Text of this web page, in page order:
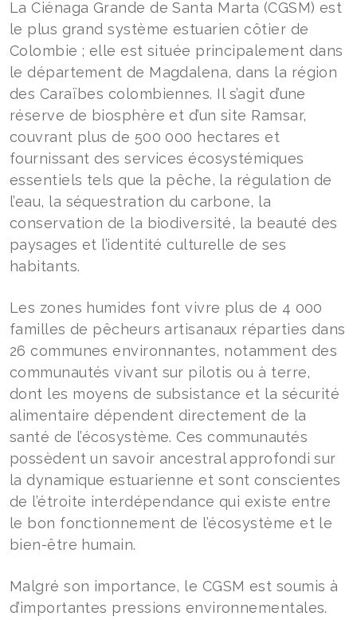
La Ciénaga Grande de Santa Marta (CGSM) est
le plus grand système estuarien côtier de
Colombie ; elle est située principalement dans
le département de Magdalena, dans la région
des Caraïbes colombiennes. Il s’agit d’une
réserve de biosphère et d’un site Ramsar,
couvrant plus de 500 000 hectares et
fournissant des services écosystémiques
essentiels tels que la pêche, la régulation de
l’eau, la séquestration du carbone, la
conservation de la biodiversité, la beauté des
paysages et l’identité culturelle de ses
habitants.
Les zones humides font vivre plus de 4 000
familles de pêcheurs artisanaux réparties dans
26 communes environnantes, notamment des
communautés vivant sur pilotis ou à terre,
dont les moyens de subsistance et la sécurité
alimentaire dépendent directement de la
santé de l’écosystème. Ces communautés
possèdent un savoir ancestral approfondi sur
la dynamique estuarienne et sont conscientes
de l’étroite interdépendance qui existe entre
le bon fonctionnement de l’écosystème et le
bien-être humain.
Malgré son importance, le CGSM est soumis à
d’importantes pressions environnementales.